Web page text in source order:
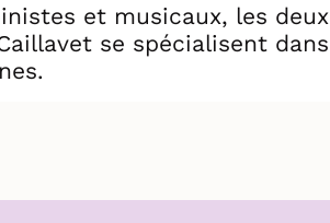
et musicaux, les deux
se spécialisent dans